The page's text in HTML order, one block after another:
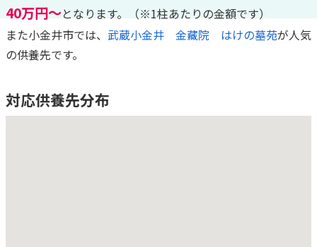
40万円～となります。（※1柱あたりの金額です）
また小金井市では、 武蔵小金井 金藏院 はけの墓苑が人気
の供養先です。
対応供養先分布